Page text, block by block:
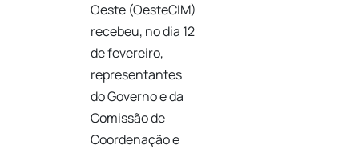
Oeste (OesteCIM)
recebeu, no dia 12
de fevereiro,
representantes
do Governo e da
Comissão de
Coordenação e